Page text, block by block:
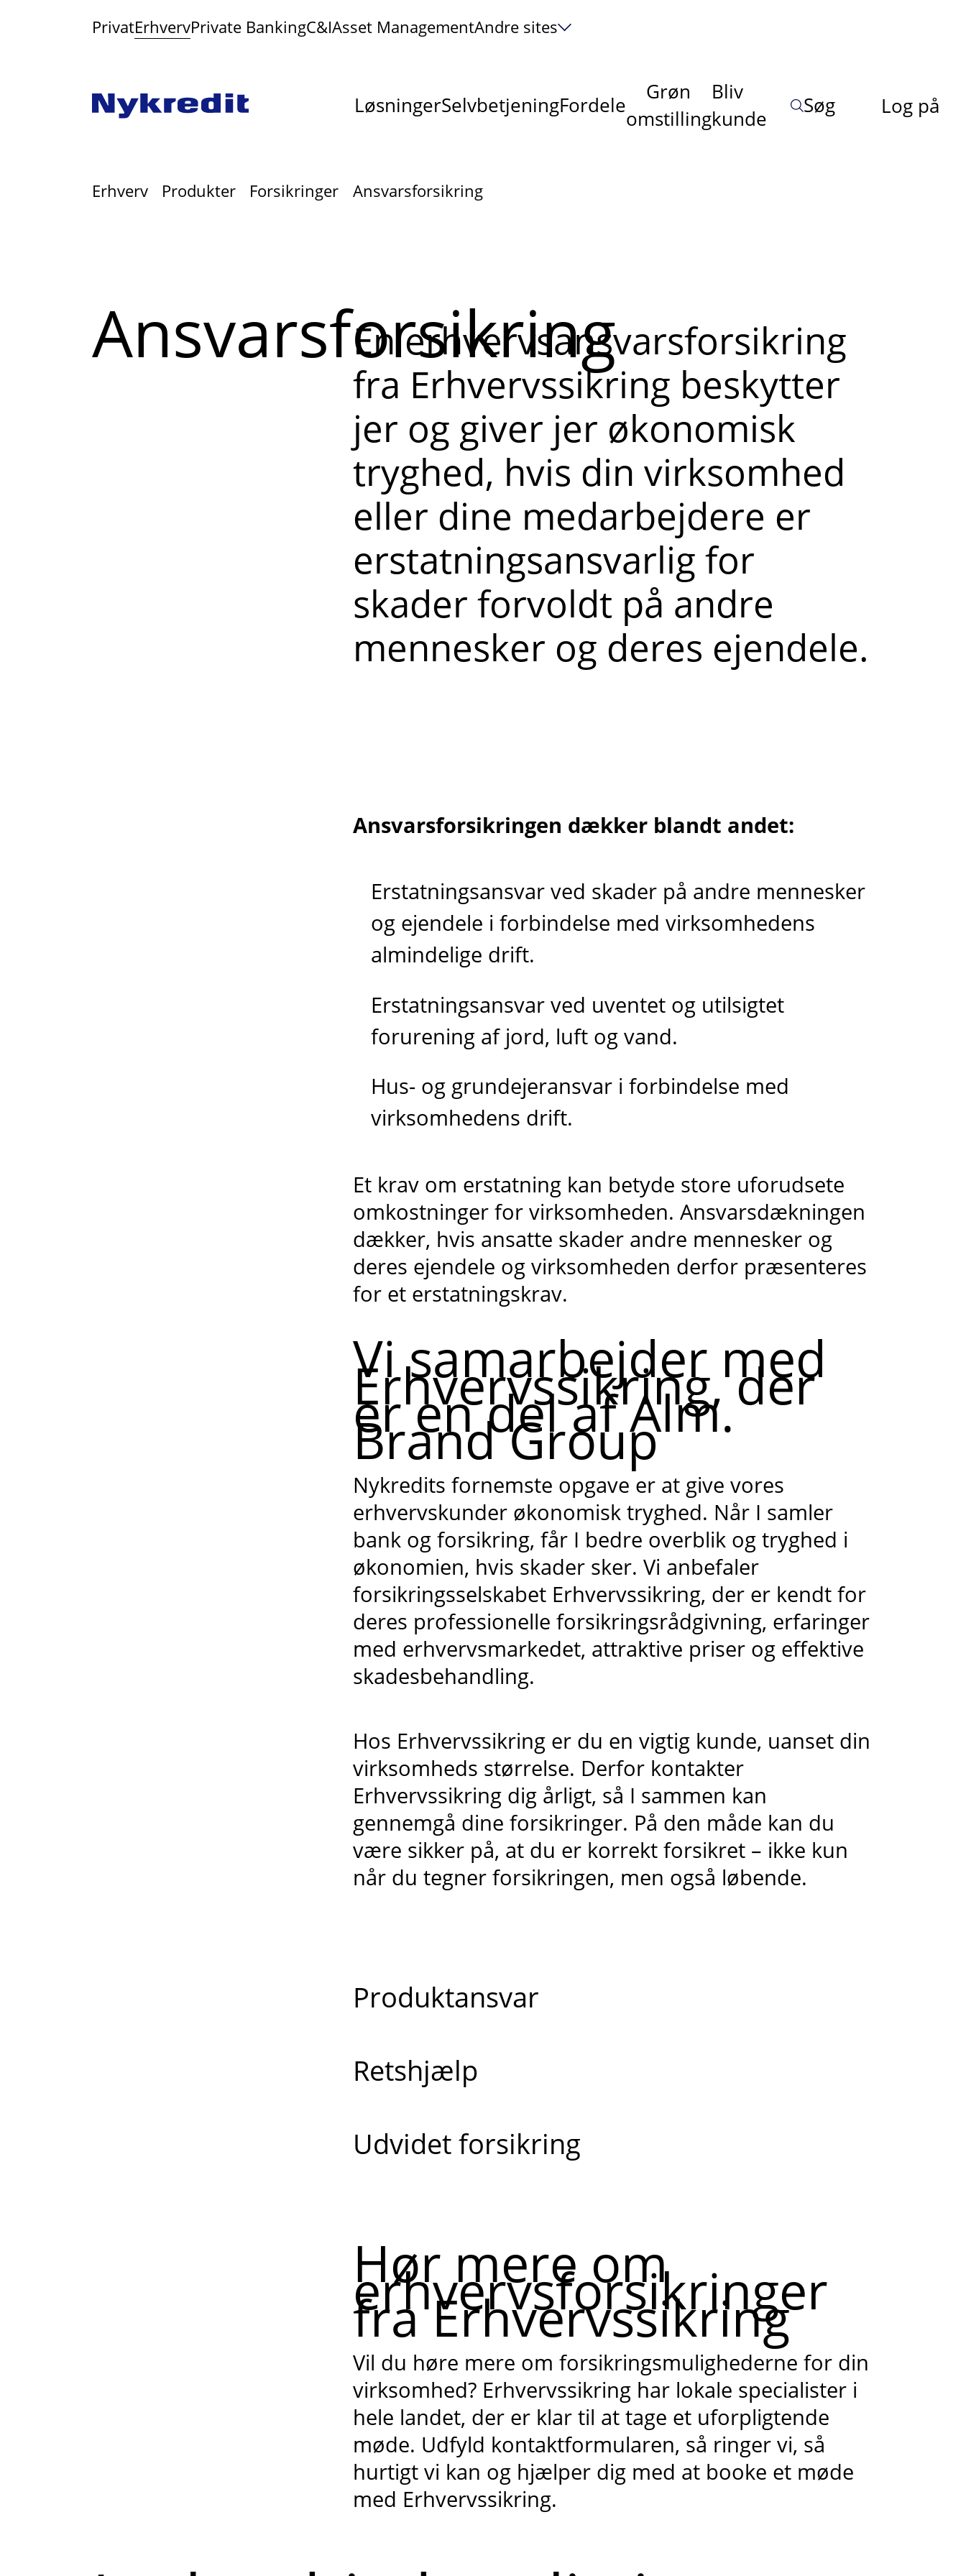
PrivatErhvervPrivate BankingC&IAsset ManagementAndre sites
LøsningerSelvbetjeningFordele
Grøn
omstilling
Bliv
kunde
Søg Log på
Erhverv Produkter Forsikringer Ansvarsforsikring
Ansvarsforsikring
En erhvervsansvarsforsikring
fra Erhvervssikring beskytter
jer og giver jer økonomisk
tryghed, hvis din virksomhed
eller dine medarbejdere er
erstatningsansvarlig for
skader forvoldt på andre
mennesker og deres ejendele.
Ansvarsforsikringen dækker blandt andet:
Erstatningsansvar ved skader på andre mennesker
og ejendele i forbindelse med virksomhedens
almindelige drift.
Erstatningsansvar ved uventet og utilsigtet
forurening af jord, luft og vand.
Hus- og grundejeransvar i forbindelse med
virksomhedens drift.
Et krav om erstatning kan betyde store uforudsete
omkostninger for virksomheden. Ansvarsdækningen
dækker, hvis ansatte skader andre mennesker og
deres ejendele og virksomheden derfor præsenteres
for et erstatningskrav.
Vi samarbejder med
Erhvervssikring, der
er en del af Alm.
Brand Group
Nykredits fornemste opgave er at give vores
erhvervskunder økonomisk tryghed. Når I samler
bank og forsikring, får I bedre overblik og tryghed i
økonomien, hvis skader sker. Vi anbefaler
forsikringsselskabet Erhvervssikring, der er kendt for
deres professionelle forsikringsrådgivning, erfaringer
med erhvervsmarkedet, attraktive priser og effektive
skadesbehandling.
Hos Erhvervssikring er du en vigtig kunde, uanset din
virksomheds størrelse. Derfor kontakter
Erhvervssikring dig årligt, så I sammen kan
gennemgå dine forsikringer. På den måde kan du
være sikker på, at du er korrekt forsikret – ikke kun
når du tegner forsikringen, men også løbende.
Produktansvar
Retshjælp
Udvidet forsikring
Hør mere om
erhvervsforsikringer
fra Erhvervssikring
Vil du høre mere om forsikringsmulighederne for din
virksomhed? Erhvervssikring har lokale specialister i
hele landet, der er klar til at tage et uforpligtende
møde. Udfyld kontaktformularen, så ringer vi, så
hurtigt vi kan og hjælper dig med at booke et møde
med Erhvervssikring.